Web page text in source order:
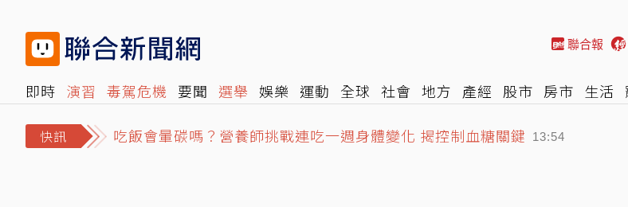
聯合報
即時 演習 毒駕危機 要聞 選舉 娛樂 運動 全球 社會 地方 產經 股市 房市 生活
快訊
吃飯會暈碳嗎？營養師挑戰連吃一週身體變化 揭控制血糖關鍵
駐日內瓦處長宴米其林害錯過班機！遭爆多花百萬公帑 王正旭回應了